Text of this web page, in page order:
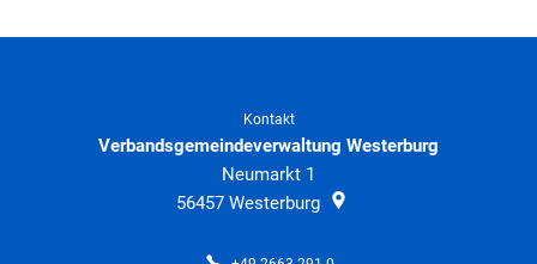
Kontakt
Verbandsgemeindeverwaltung Westerburg
Neumarkt 1
56457 Westerburg